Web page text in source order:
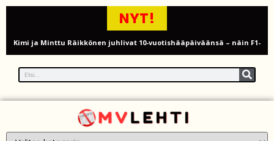
NYT!
Kimi ja Minttu Räikkönen juhlivat 10-vuotishääpäiväänsä – näin F1-
Nigel Farage vaatii ulkomaalaisten sulkemista pois sosiaalisesta
asuntotuotannosta
Painumat sillan lähellä pysäyttivät junaliikenteen Gatwickin